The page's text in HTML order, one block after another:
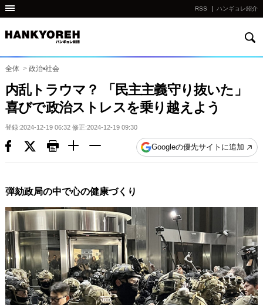
他
国
の
サ
イ
ト
の
リ
ク
다
른
나
라
사
이
트
RSS ハンギョレ紹介
全体 > 政治•社会
内乱トラウマ？ 「民主主義守り抜いた」
喜びで政治ストレスを乗り越えよう
登録:2024-12-19 06:32 修正:2024-12-19 09:30
Googleの優先サイトに追加
弾劾政局の中で心の健康づくり